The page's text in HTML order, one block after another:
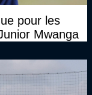
pour les
Mwanga